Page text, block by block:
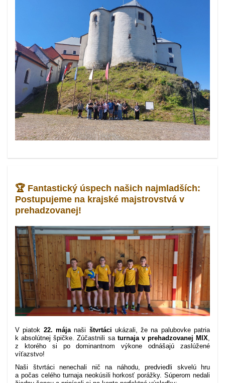
🏆 Fantastický úspech našich najmladších:
Postupujeme na krajské majstrovstvá v
prehadzovanej!
V piatok 22. májanaši štvrtáci ukázali, že na palubovke patria
k absolútnej špičke. Zúčastnili sa turnaja v prehadzovanej MIX
z ktorého si po dominantnom výkone odnášajú zaslúžené
víťazstvo!
Naši štvrtáci nenechali nič na náhodu, predviedli skvelú hru
a počas celého turnaja neokúsili horkosť porážky. Súperom nedali